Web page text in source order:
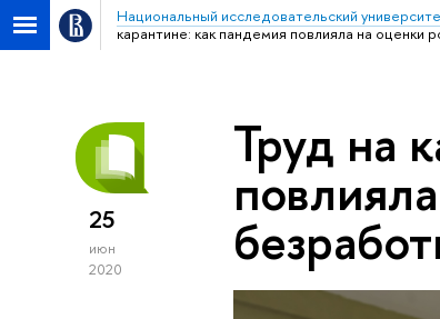
Национальный исследовательский
карантине: как пандемия повлияла на оценки
25
июн
2020
Труд на